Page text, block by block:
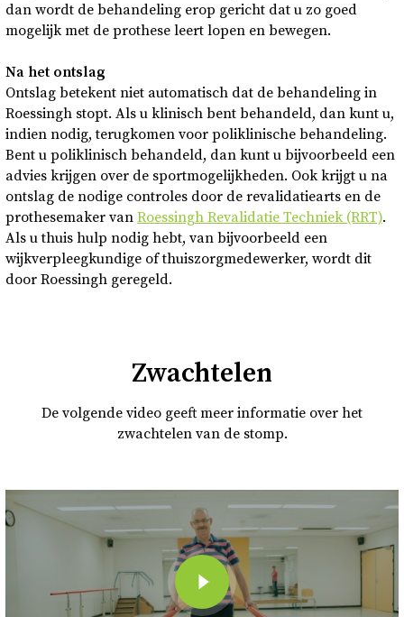
dan wordt de behandeling erop gericht dat u zo goed
mogelijk met de prothese leert lopen en bewegen.
Na het ontslag
Ontslag betekent niet automatisch dat de behandeling in
Roessingh stopt. Als u klinisch bent behandeld, dan kunt u,
indien nodig, terugkomen voor poliklinische behandeling.
Bent u poliklinisch behandeld, dan kunt u bijvoorbeeld een
advies krijgen over de sportmogelijkheden. Ook krijgt u na
ontslag de nodige controles door de revalidatiearts en de
prothesemaker van Roessingh Revalidatie Techniek (RRT).
Als u thuis hulp nodig hebt, van bijvoorbeeld een
wijkverpleegkundige of thuiszorgmedewerker, wordt dit
door Roessingh geregeld.
Zwachtelen
De volgende video geeft meer informatie over het
zwachtelen van de stomp.